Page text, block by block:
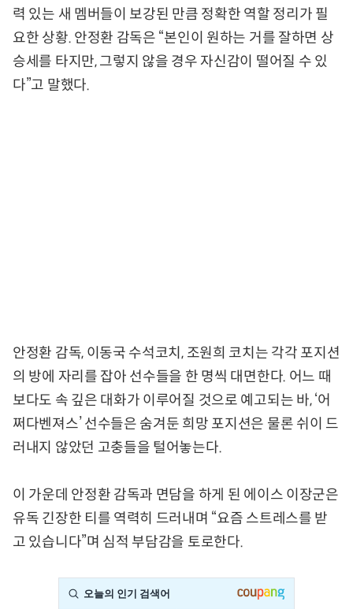
력 있는 새 멤버들이 보강된 만큼 정확한 역할 정리가 필
요한 상황. 안정환 감독은 “본인이 원하는 거를 잘하면 상
승세를 타지만, 그렇지 않을 경우 자신감이 떨어질 수 있
다”고 말했다.
안정환 감독, 이동국 수석코치, 조원희 코치는 각각 포지션
의 방에 자리를 잡아 선수들을 한 명씩 대면한다. 어느 때
보다도 속 깊은 대화가 이루어질 것으로 예고되는 바, ‘어
쩌다벤져스’ 선수들은 숨겨둔 희망 포지션은 물론 쉬이 드
러내지 않았던 고충들을 털어놓는다.
이 가운데 안정환 감독과 면담을 하게 된 에이스 이장군은
유독 긴장한 티를 역력히 드러내며 “요즘 스트레스를 받
고 있습니다”며 심적 부담감을 토로한다.